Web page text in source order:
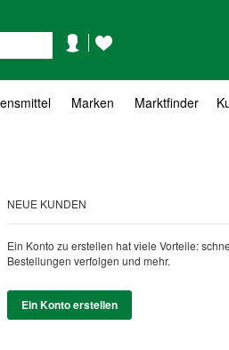
KontoWunschzettel
Marken Marktfinder
NEUE KUNDEN
Ein Konto zu erstellen hat viele Vorteile:
Bestellungen verfolgen und mehr.
Ein Konto erstellen